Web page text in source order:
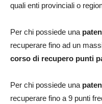
quali enti provinciali o
Per chi possiede una
recuperare fino ad un
corso di recupero punti
Per chi possiede una
recuperare fino a 9 punti